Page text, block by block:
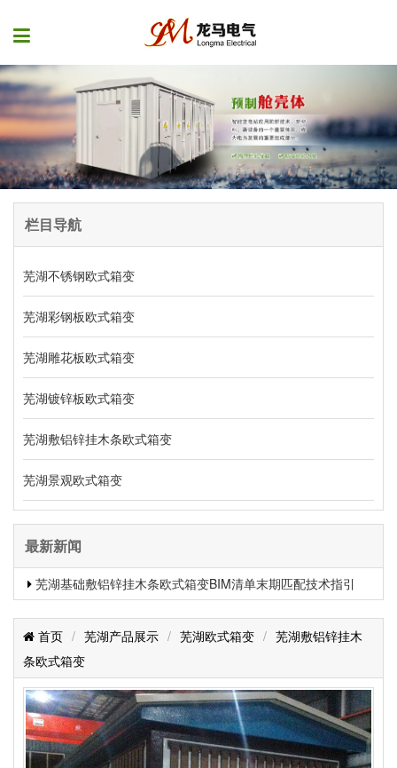
栏目导航
芜湖不锈钢欧式箱变
芜湖彩钢板欧式箱变
芜湖雕花板欧式箱变
芜湖镀锌板欧式箱变
芜湖敷铝锌挂木条欧式箱变
芜湖景观欧式箱变
最新新闻
芜湖基础敷铝锌挂木条欧式箱变BIM清单末期匹配技术指引
首页 / 芜湖产品展示 / 芜湖欧式箱变 / 芜湖敷铝锌挂木
条欧式箱变